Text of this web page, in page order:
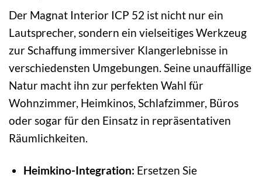
Der Magnat Interior ICP 52 ist nicht nur ein
Lautsprecher, sondern ein vielseitiges Werkzeug
zur Schaffung immersiver Klangerlebnisse in
verschiedensten Umgebungen. Seine unauffällige
Natur macht ihn zur perfekten Wahl für
Wohnzimmer, Heimkinos, Schlafzimmer, Büros
oder sogar für den Einsatz in repräsentativen
Räumlichkeiten.
Heimkino-Integration: Ersetzen Sie